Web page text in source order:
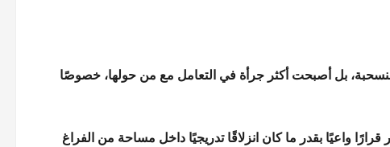
بل أصبحت أكثر جرأة في التعامل مع من حولها، خصوصًا
واعيًا بقدر ما كان انزلاقًا تدريجيًا داخل مساحة من الفراغ